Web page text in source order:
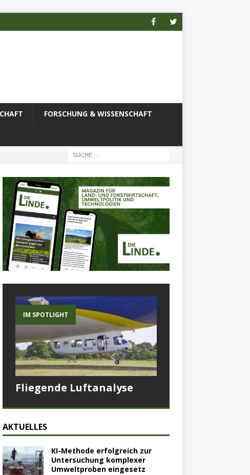
FORSCHUNG & WISSENSCHAFT
IM SPOTLIGHT
Fliegende Luftanalyse
AKTUELLES
KI-Methode erfolgreich zur
Untersuchung komplexer
Umweltproben eingesetz